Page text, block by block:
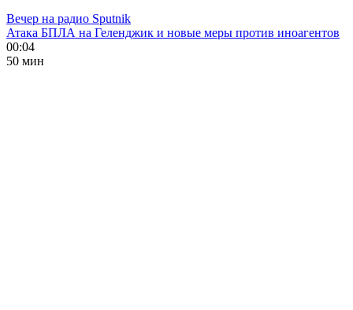
Вечер на радио Sputnik
Атака БПЛА на Геленджик и новые меры против иноагентов
00:04
50 мин